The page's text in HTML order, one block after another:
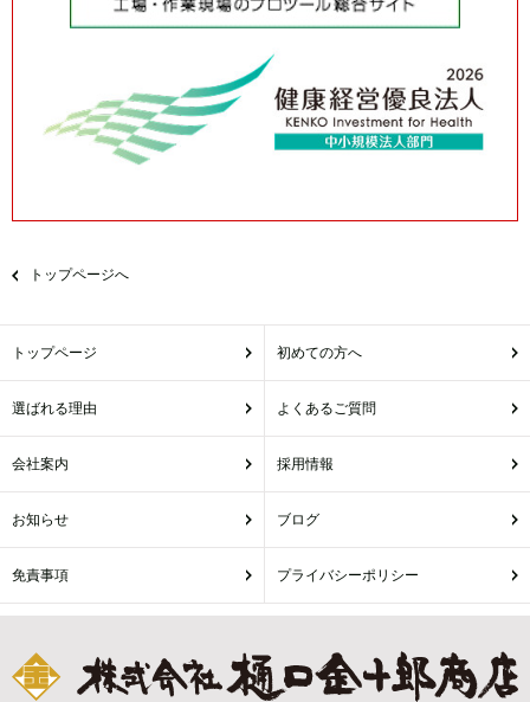
トップページへ
トップページ 初めての方へ
選ばれる理由 よくあるご質問
会社案内 採用情報
お知らせ ブログ
免責事項 プライバシーポリシー